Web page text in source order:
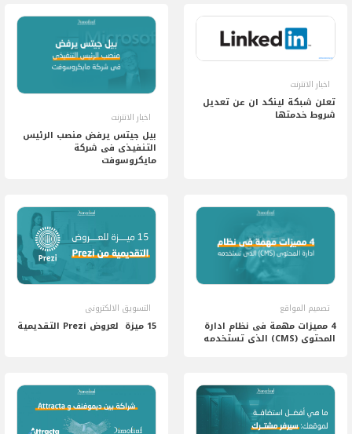
اخبار الانترنت
تعلن شبكة لينكد ان عن تعديل
شروط خدمتها اخبار الانترنت
بيل جيتس يرفض منصب الرئيس
التنفيذى فى شركة
مايكروسوفت
تصميم المواقع
4 مميزات مهمة فى نظام ادارة
المحتوى (CMS) الذى تستخدمه
التسويق الالكترونى
15 ميزة لعروض Prezi التقديمية